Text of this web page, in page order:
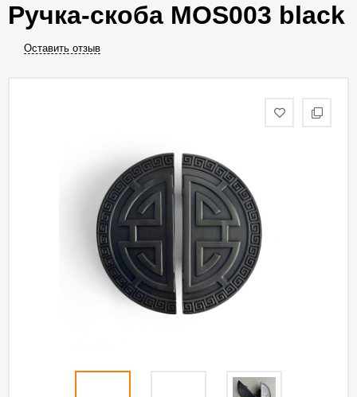
Ручка-скоба MOS003 black
Оставить отзыв